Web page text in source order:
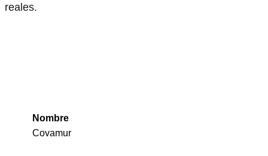
reales.
Nombre
Covamur